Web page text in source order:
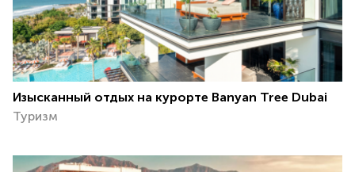
Изысканный отдых на курорте Banyan Tree Dubai
Туризм